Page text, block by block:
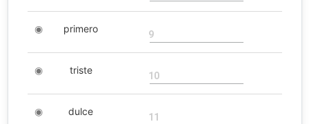
◉ primero 9
◉ triste 10
◉ dulce 11